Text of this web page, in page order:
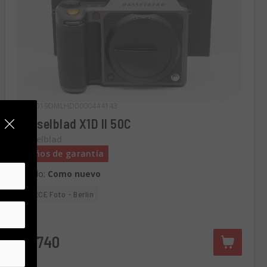
Hasselblad X1D II 50C
2 años de garantía
Estado: Como nuevo
RCE Foto - Berlin
€2.740